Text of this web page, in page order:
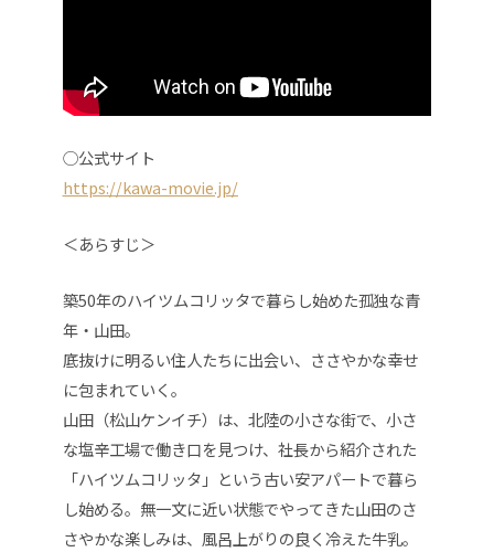
◯公式サイト
https://kawa-movie.jp/
＜あらすじ＞
築50年のハイツムコリッタで暮らし始めた孤独な青
年・山田。
底抜けに明るい住人たちに出会い、ささやかな幸せ
に包まれていく。
山田（松山ケンイチ）は、北陸の小さな街で、小さ
な塩辛工場で働き口を見つけ、社長から紹介された
「ハイツムコリッタ」という古い安アパートで暮ら
し始める。無一文に近い状態でやってきた山田のさ
さやかな楽しみは、風呂上がりの良く冷えた牛乳。